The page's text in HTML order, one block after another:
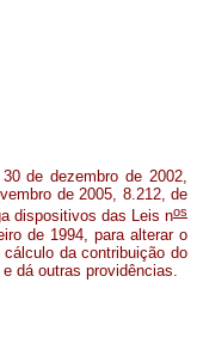
de dezembro de 2002,
de 2005, 8.212, de
dispositivos das Leis nos
de 1994, para alterar o
da contribuição do
dá outras providências.